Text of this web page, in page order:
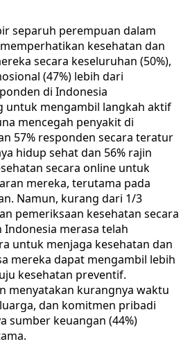
separuh perempuan dalam
kesehatan dan
secara keseluruhan (50%),
(47%) lebih dari
di Indonesia
untuk mengambil langkah aktif
mencegah penyakit di
57% responden secara teratur
hidup sehat dan 56% rajin
secara online untuk
mereka, terutama pada
Namun, kurang dari 1/3
pemeriksaan kesehatan secara
merasa telah
untuk menjaga kesehatan dan
mereka dapat mengambil lebih
kesehatan preventif.
menyatakan kurangnya waktu
dan komitmen pribadi
sumber keuangan (44%)